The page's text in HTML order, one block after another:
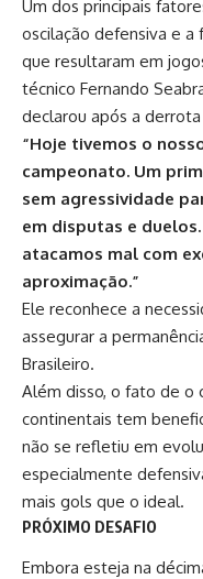
Um dos principais
oscilação defensiva e a
que resultaram em
técnico Fernando
declarou após a
“Hoje tivemos o
campeonato. Um
sem agressividade
em disputas e
atacamos mal com
aproximação.”
Ele reconhece a
assegurar a
Brasileiro.
Além disso, o fato de o
continentais tem
não se refletiu em
especialmente
mais gols que o ideal.
PRÓXIMO DESAFIO
Embora esteja na